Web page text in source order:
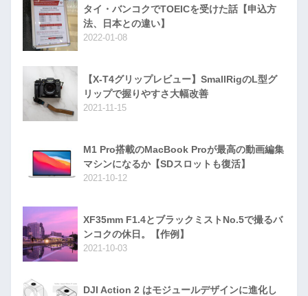
タイ・バンコクでTOEICを受けた話【申込方
法、日本との違い】
2022-01-08
【X-T4グリップレビュー】SmallRigのL型グ
リップで握りやすさ大幅改善
2021-11-15
M1 Pro搭載のMacBook Proが最高の動画編集
マシンになるか【SDスロットも復活】
2021-10-12
XF35mm F1.4とブラックミストNo.5で撮るバ
ンコクの休日。【作例】
2021-10-03
DJI Action 2 はモジュールデザインに進化し